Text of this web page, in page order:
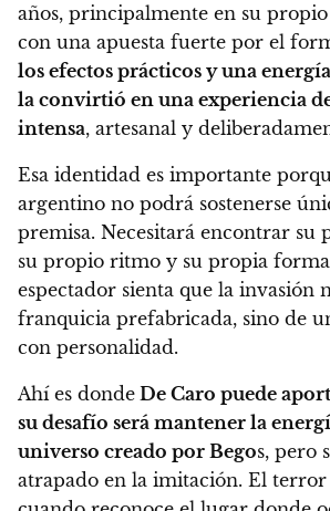
años, principalmente en su
con una apuesta fuerte por el
los efectos prácticos y una
la convirtió en una experiencia
intensa, artesanal y
Esa identidad es importante
argentino no podrá sostenerse
premisa. Necesitará encontrar su
su propio ritmo y su propia
espectador sienta que la invasión
franquicia prefabricada, sino de
con personalidad.
Ahí es donde De Caro puede
su desafío será mantener la
universo creado por Begos, pero
atrapado en la imitación. El